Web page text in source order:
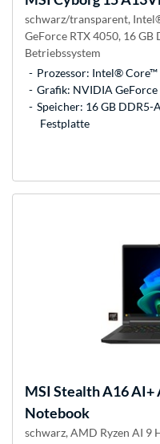
schwarz/transparent,
GeForce RTX 4050, 16 GB
Betriebssystem
Prozessor: Intel®
Grafik: NVIDIA GeForce
Speicher: 16 GB DDR5-
Festplatte
MSI Stealth A16 AI+
Notebook
schwarz, AMD Ryzen AI 9